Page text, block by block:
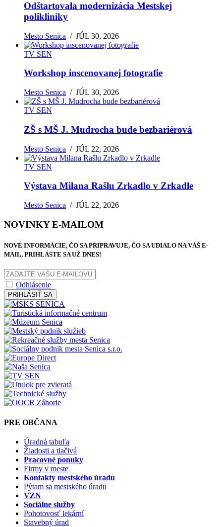
Odštartovala modernizácia Mestskej
polikliniky
Mesto Senica /JÚL 30, 2026
TV SEN
Workshop inscenovanej fotografie
Mesto Senica /JÚL 30, 2026
TV SEN
ZŠ s MŠ J. Mudrocha bude bezbariérová
Mesto Senica /JÚL 22, 2026
TV SEN
Výstava Milana Rašlu Zrkadlo v Zrkadle
Mesto Senica /JÚL 22, 2026
NOVINKY E-MAILOM
NOVÉ INFORMÁCIE, ČO SA PRIPRAVUJE, ČO SA UDIALO NA VÁŠ E-
MAIL, PRIHLÁSTE SA UŽ DNES!
Odhlásenie
PRIHLÁSIŤ SA
PRE OBČANA
Úradná tabuľa
Žiadosti a tlačivá
Pracovné ponuky
Firmy v meste
Kontakty mestského úradu
Pýtam sa mestského úradu
VZN
Sociálne služby
Pohotovosť lekární
Stavebný úrad